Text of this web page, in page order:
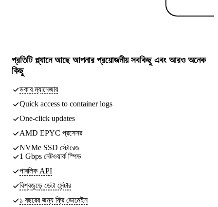
প্রতিটি প্ল্যানে আছেআপনার প্রয়োজনীয় সবকিছুএবং আরও অনেক
কিছু
ডকার ম্যানেজার
Quick access to container logs
One-click updates
AMD EPYC প্রসেসর
NVMe SSD স্টোরেজ
1 Gbps নেটওয়ার্ক স্পিড
পাবলিক API
বিশ্বজুড়ে ডেটা সেন্টার
১ বছরের জন্য ফ্রি ডোমেইন